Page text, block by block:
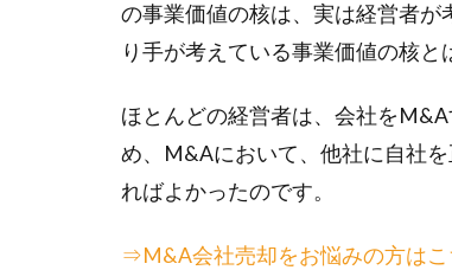
の事業価値の核は、実は経営者
り手が考えている事業価値の核と
ほとんどの経営者は、会社を
め、M&Aにおいて、他社に自社
ればよかったのです。
⇒M&A会社売却をお悩みの方はこ